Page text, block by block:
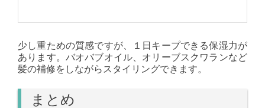
少し重ための質感ですが、１日キープできる保湿力が
あります。バオバブオイル、オリーブスクワランなど
髪の補修をしながらスタイリングできます。
まとめ